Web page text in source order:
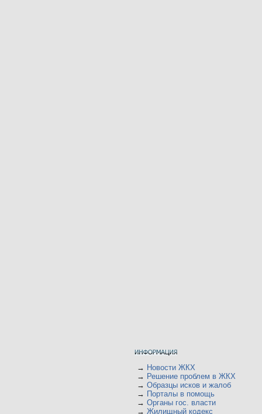
→ Новости ЖКХ
→ Решение проблем в ЖКХ
→ Образцы исков и жалоб
→ Порталы в помощь
→ Органы гос. власти
→ Жилищный кодекс